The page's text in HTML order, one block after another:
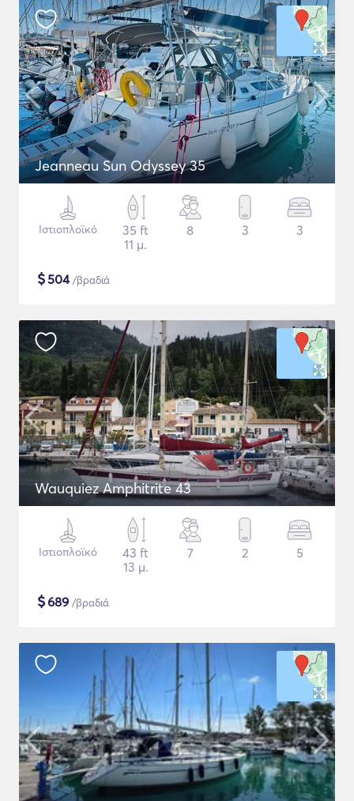
Jeanneau Sun Odyssey 35
Ιστιοπλοϊκό
35 ft
11 μ.
8 3 3
$504/βραδιά
Wauquiez Amphitrite 43
Ιστιοπλοϊκό
43 ft
13 μ.
7 2 5
$689 /βραδιά